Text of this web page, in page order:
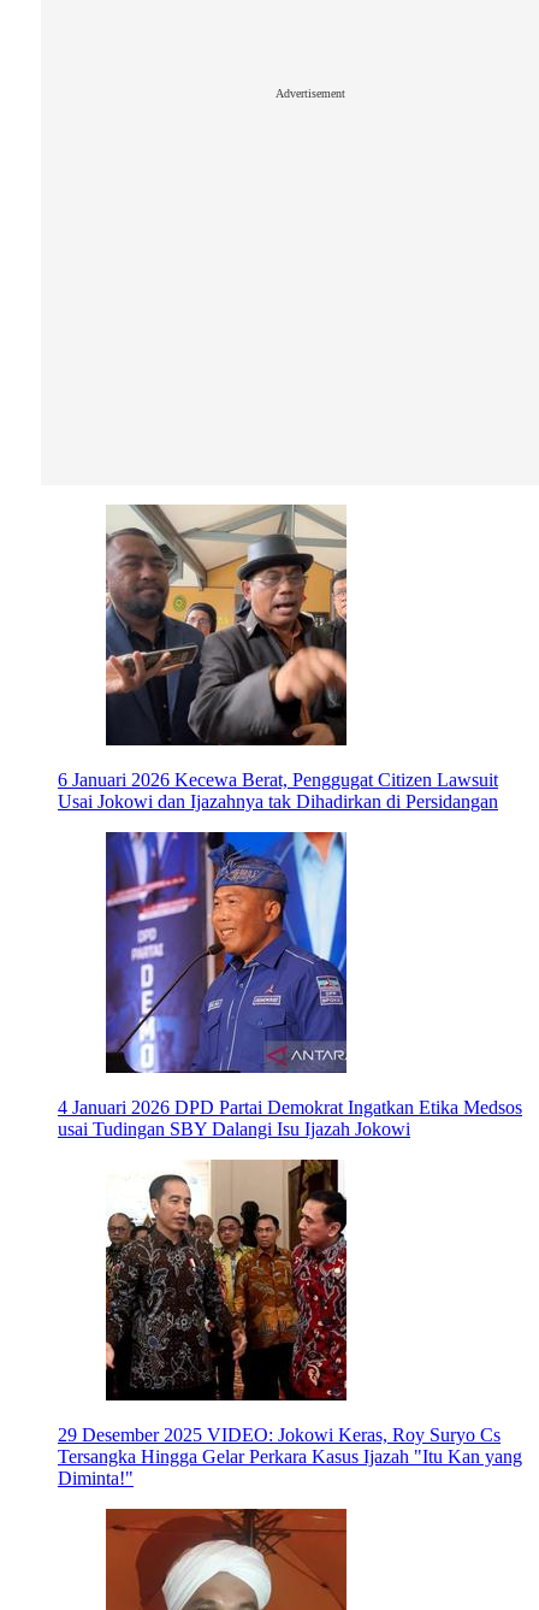
Advertisement
6 Januari 2026 Kecewa Berat, Penggugat Citizen Lawsuit
Usai Jokowi dan Ijazahnya tak Dihadirkan di Persidangan
4 Januari 2026 DPD Partai Demokrat Ingatkan Etika Medsos
usai Tudingan SBY Dalangi Isu Ijazah Jokowi
29 Desember 2025 VIDEO: Jokowi Keras, Roy Suryo Cs
Tersangka Hingga Gelar Perkara Kasus Ijazah "Itu Kan yang
Diminta!"